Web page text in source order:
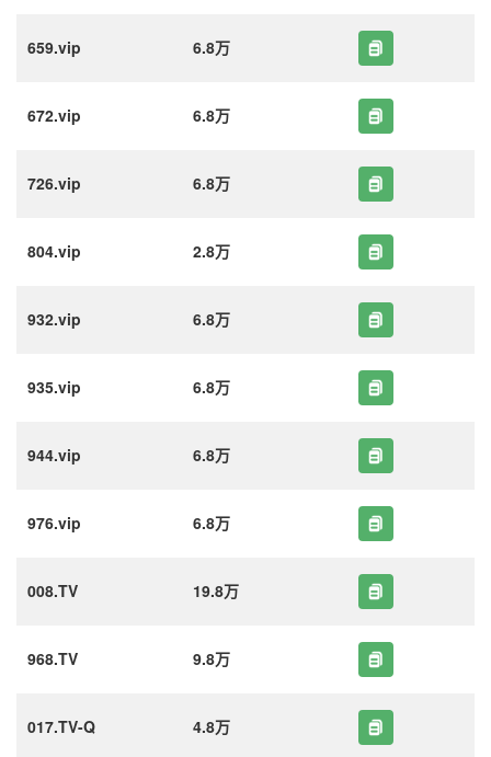
659.vip 6.8万
672.vip 6.8万
726.vip 6.8万
804.vip 2.8万
932.vip 6.8万
935.vip 6.8万
944.vip 6.8万
976.vip 6.8万
008.TV 19.8万
968.TV 9.8万
017.TV-Q 4.8万